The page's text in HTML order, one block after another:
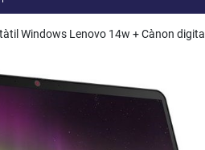
Windows Lenovo 14w + Cànon digital